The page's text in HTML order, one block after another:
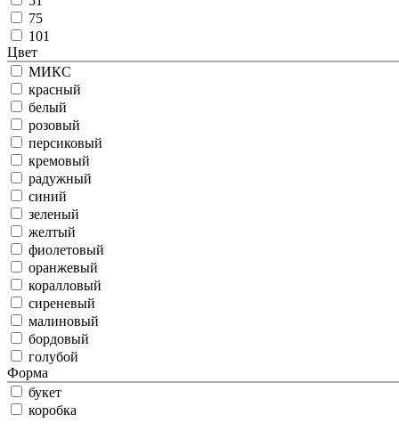
75
101
Цвет
МИКС
красный
белый
розовый
персиковый
кремовый
радужный
синий
зеленый
желтый
фиолетовый
оранжевый
коралловый
сиреневый
малиновый
бордовый
голубой
Форма
букет
коробка